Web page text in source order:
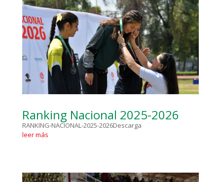
Ranking Nacional 2025-2026
RANKING-NACIONAL-2025-2026Descarga
leer más